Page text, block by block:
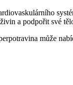
a podpořit své
může